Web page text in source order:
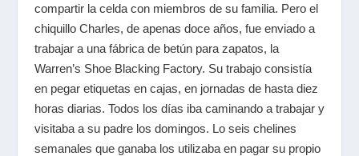
compartir la celda con miembros de su familia. Pero el
chiquillo Charles, de apenas doce años, fue enviado a
trabajar a una fábrica de betún para zapatos, la
Warren’s Shoe Blacking Factory. Su trabajo consistía
en pegar etiquetas en cajas, en jornadas de hasta diez
horas diarias. Todos los días iba caminando a trabajar y
visitaba a su padre los domingos. Lo seis chelines
semanales que ganaba los utilizaba en pagar su propio